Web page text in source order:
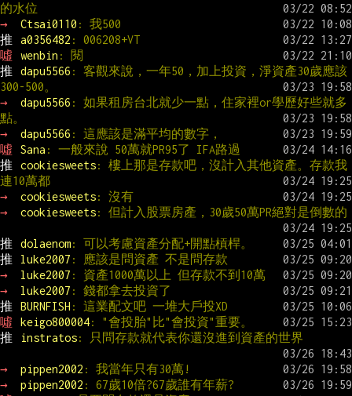
的水位
→
Ctsai0110 : 我500
推
a0356482 : 006208+VT
噓
wenbin : 閱
推
dapu5566 : 客觀來說，一年50，加上投資，淨資產30歲應該
300-500。
→
dapu5566 : 如果租房台北就少一點，住家裡or學歷好些就多
點。
→
dapu5566 : 這應該是滿平均的數字，
噓
Sana : 一般來說 50萬就PR95了 IFA路過
推
cookiesweets: 樓上那是存款吧，沒計入其他資產。存款我
連10萬都
→
cookiesweets: 沒有
→
cookiesweets: 但計入股票房產，30歲50萬PR絕對是倒數的
推 dolaenom: 可以考慮資產分配+開點槓桿。
推
luke2007 : 應該是問資產 不是問存款
→
luke2007 : 資產1000萬以上 但存款不到10萬
→
luke2007 : 錢都拿去投資了
推
BURNFISH : 這業配文吧 一堆大戶投XD
噓
keigo800004: "會投胎"比"會投資"重要。
推
instratos: 只問存款就代表你還沒進到資產的世界
→ pippen2002 : 我當年只有30萬!
→
pippen2002 : 67歲10倍?67歲誰有年薪?